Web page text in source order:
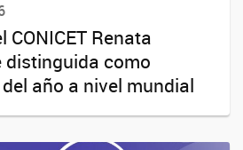
Renata
distinguida como
año a nivel mundial